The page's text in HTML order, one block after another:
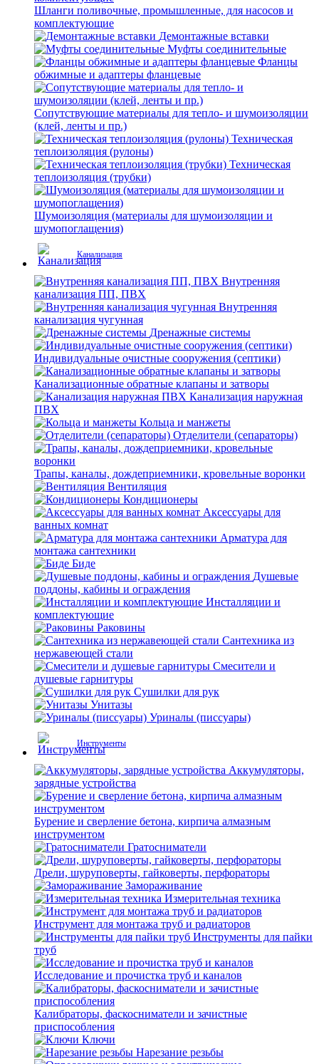
Шланги поливочные, промышленные, для насосов и
комплектующие
Демонтажные вставки
Муфты соединительные
Фланцы
обжимные и адаптеры фланцевые
Сопутствующие материалы для тепло- и шумоизоляции
(клей, ленты и пр.)
Техническая
теплоизоляция (рулоны)
Техническая
теплоизоляция (трубки)
Шумоизоляция (материалы для шумоизоляции и
шумопоглащения)
Канализация
Внутренняя
канализация ПП, ПВХ
Внутренняя
канализация чугунная
Дренажные системы
Индивидуальные очистные сооружения (септики)
Канализационные обратные клапаны и затворы
Канализация наружная
ПВХ
Кольца и манжеты
Отделители (сепараторы)
Трапы, каналы, дождеприемники, кровельные воронки
Вентиляция
Кондиционеры
Аксессуары для
ванных комнат
Арматура для
монтажа сантехники
Биде
Душевые
поддоны, кабины и ограждения
Инсталляции и
комплектующие
Раковины
Сантехника из
нержавеющей стали
Смесители и
душевые гарнитуры
Сушилки для рук
Унитазы
Уриналы (писсуары)
Инструменты
Аккумуляторы,
зарядные устройства
Бурение и сверление бетона, кирпича алмазным
инструментом
Гратосниматели
Дрели, шуруповерты, гайковерты, перфораторы
Замораживание
Измерительная техника
Инструмент для монтажа труб и радиаторов
Инструменты для пайки
труб
Исследование и прочистка труб и каналов
Калибраторы, фаскосниматели и зачистные
приспособления
Ключи
Нарезание резьбы